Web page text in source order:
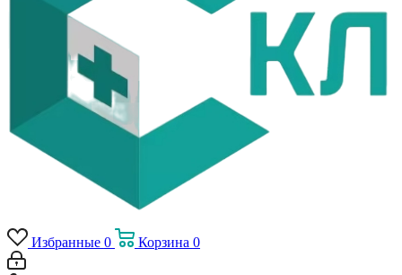
Избранные 0 Корзина 0